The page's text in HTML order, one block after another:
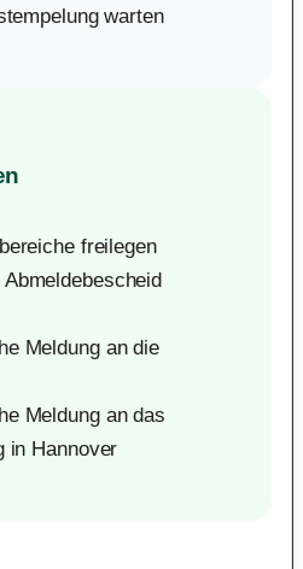
warten
freilegen
Meldung an die
Meldung an das
in Hannover